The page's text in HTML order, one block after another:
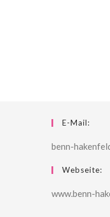
E-Mail:
benn-
Webseite:
www.benn-